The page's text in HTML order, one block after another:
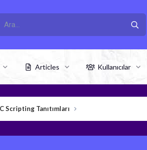
Articles Kullanıcılar
Scripting Tanıtımları